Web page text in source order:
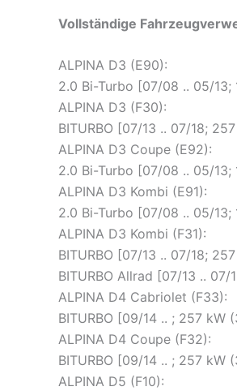
Vollständige
ALPINA D3 (E90):
2.0 Bi-Turbo [07/08 .. 05/13;
ALPINA D3 (F30):
BITURBO [07/13 .. 07/18;
ALPINA D3 Coupe (E92):
2.0 Bi-Turbo [07/08 .. 05/13;
ALPINA D3 Kombi (E91):
2.0 Bi-Turbo [07/08 .. 05/13;
ALPINA D3 Kombi (F31):
BITURBO [07/13 .. 07/18;
BITURBO Allrad [07/13 ..
ALPINA D4 Cabriolet (F33):
BITURBO [09/14 .. ; 257
ALPINA D4 Coupe (F32):
BITURBO [09/14 .. ; 257
ALPINA D5 (F10):